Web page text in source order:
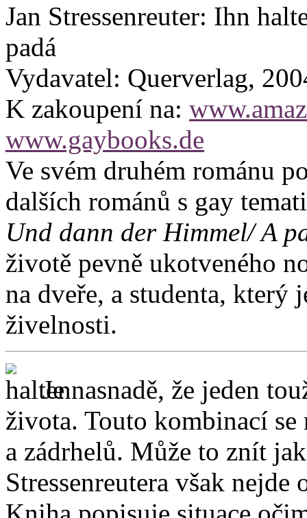
Jan Stressenreuter: Ihn
padá
Vydavatel: Querverlag,
K zakoupení na:
www.gaybooks.de
Ve svém druhém románu
dalších románů s gay
Und dann der Himmel/ A
životě pevně ukotveného
na dveře, a studenta,
živelnosti.
Je nasnadě, že jeden
života. Touto kombinací
a zádrhelů. Může to znít
Stressenreutera však